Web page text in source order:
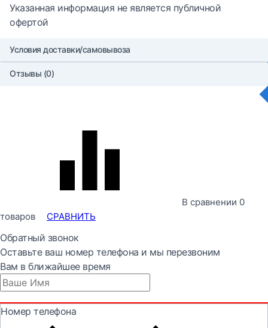
Указанная информация не является публичной
офертой
Условия доставки/самовывоза
Отзывы (0)
В сравнении 0
товаров
СРАВНИТЬ
Обратный звонок
Оставьте ваш номер телефона и мы перезвоним
Вам в ближайшее время
Номер телефона